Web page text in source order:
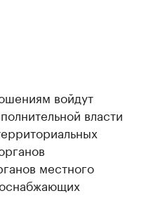
войдут
власти
местного